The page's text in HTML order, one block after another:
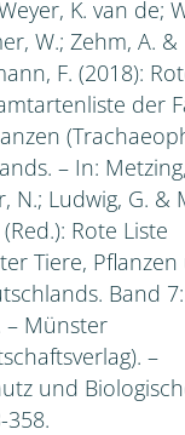
K. van de;
W.; Zehm, A. &
F. (2018):
der
– In:
N.; Ludwig, G. &
Rote Liste
Tiere,
Band 7:
– Münster
–
und
358.